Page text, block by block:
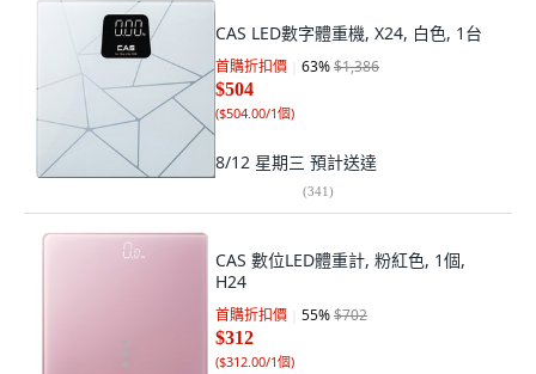
CAS LED數字體重機, X24, 白色, 1台
首購折扣價 63%$1,386
$504
($504.00/1個)
8/12 星期三 預計送達
(341)
CAS 數位LED體重計, 粉紅色, 1個,
H24
首購折扣價 55%$702
$312
($312.00/1個)